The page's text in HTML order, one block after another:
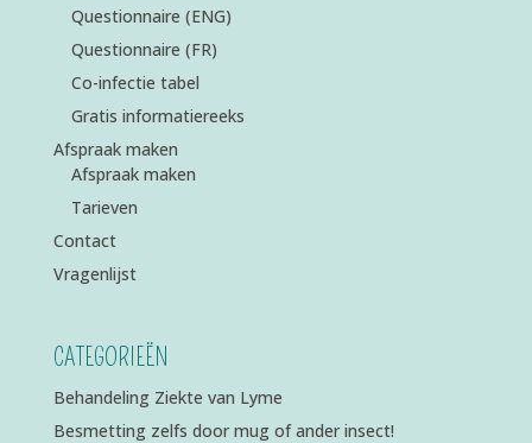
Questionnaire (ENG)
Questionnaire (FR)
Co-infectie tabel
Gratis informatiereeks
Afspraak maken
Afspraak maken
Tarieven
Contact
Vragenlijst
CATEGORIEËN
Behandeling Ziekte van Lyme
Besmetting zelfs door mug of ander insect!